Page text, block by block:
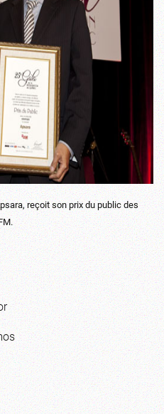
reçoit son prix du public des